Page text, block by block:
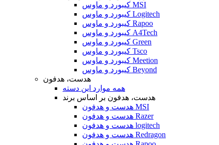
کیبورد و ماوس MSI
کیبورد و ماوس Logitech
کیبورد و ماوس Rapoo
کیبورد و ماوس A4Tech
کیبورد و ماوس Green
کیبورد و ماوس Tsco
کیبورد و ماوس Meetion
کیبورد و ماوس Beyond
هدست، هدفون
همه موارد این دسته
هدست، هدفون بر اساس برند
هدست و هدفون MSI
هدست و هدفون Razer
هدست و هدفون logitech
هدست و هدفون Redragon